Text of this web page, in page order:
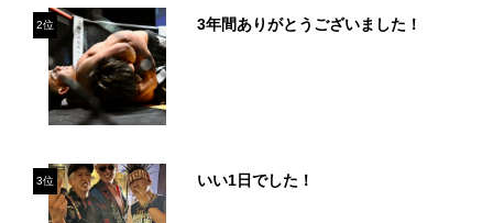
2位 3年間ありがとうございました！
3位 いい1日でした！